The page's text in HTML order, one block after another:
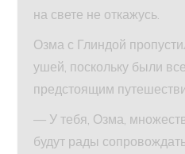
на свете не откажусь.
Озма с Глиндой
ушей, поскольку были
предстоящим
— У тебя, Озма,
будут рады